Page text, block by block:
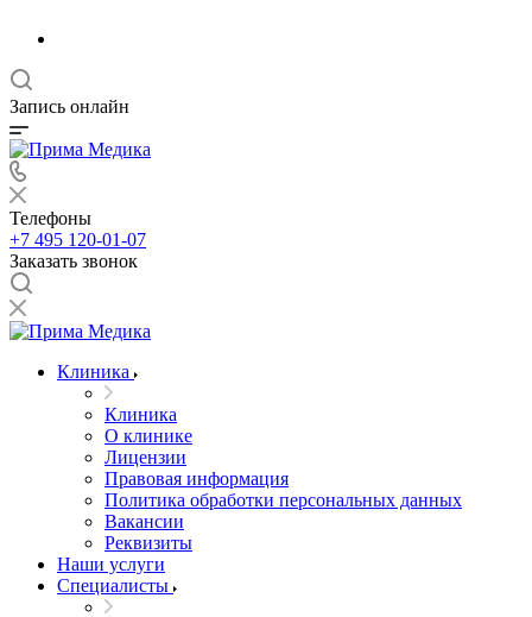
Запись онлайн
Телефоны
+7 495 120-01-07
Заказать звонок
Клиника
Клиника
О клинике
Лицензии
Правовая информация
Политика обработки персональных данных
Вакансии
Реквизиты
Наши услуги
Специалисты